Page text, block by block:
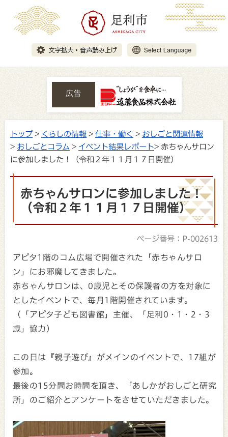
広告
トップ> くらしの情報 > 仕事・働く > おしごと関連情報
> おしごとコラム > イベント結果レポート> 赤ちゃんサロン
に参加しました！（令和２年１１月１７日開催）
赤ちゃんサロンに参加しました！
（令和２年１１月１７日開催）
ページ番号：P-002613
アピタ1階のコム広場で開催された「赤ちゃんサロ
ン」にお邪魔してきました。
赤ちゃんサロンは、0歳児とその保護者の方を対象に
としたイベントで、毎月1階開催されています。
（「アピタ子ども図書館」主催、「足利0・1・2・3
歳」協力）
この日は『親子遊び』がメインのイベントで、17組が
参加。
最後の15分間お時間を頂き、「あしかがおしごと研究
所」のご紹介とアンケートをさせていただきました。